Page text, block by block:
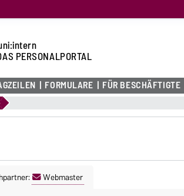
PERSONALPORTAL
FORMULARE FÜR BESCHÄFTIGTE
Webmaster